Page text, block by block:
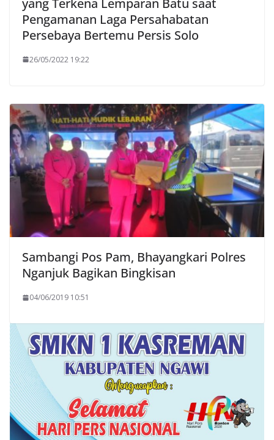
Pengamanan Laga Persahabatan
Persebaya Bertemu Persis Solo
26/05/2022 19:22
Sambangi Pos Pam, Bhayangkari Polres
Nganjuk Bagikan Bingkisan
04/06/2019 10:51